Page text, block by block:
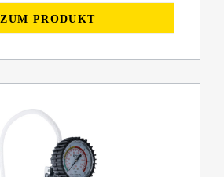
ZUM PRODUKT